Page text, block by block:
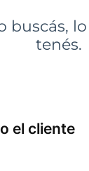
buscás,
tenés.
el cliente